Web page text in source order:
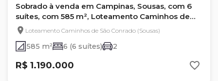
Sobrado à venda em Campinas, Sousas, com 6
suítes, com 585 m², Loteamento Caminhos de
San Conrado
Loteamento Caminhos de São Conrado (Sousas)
585 m² 6 (6 suítes) 2
R$ 1.190.000